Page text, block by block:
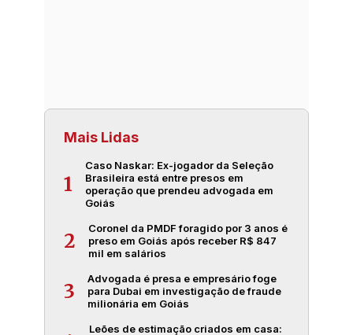
Mais Lidas
1
Caso Naskar: Ex-jogador da Seleção
Brasileira está entre presos em
operação que prendeu advogada em
Goiás
2
Coronel da PMDF foragido por 3 anos é
preso em Goiás após receber R$ 847
mil em salários
3
Advogada é presa e empresário foge
para Dubai em investigação de fraude
milionária em Goiás
Leões de estimação criados em casa: